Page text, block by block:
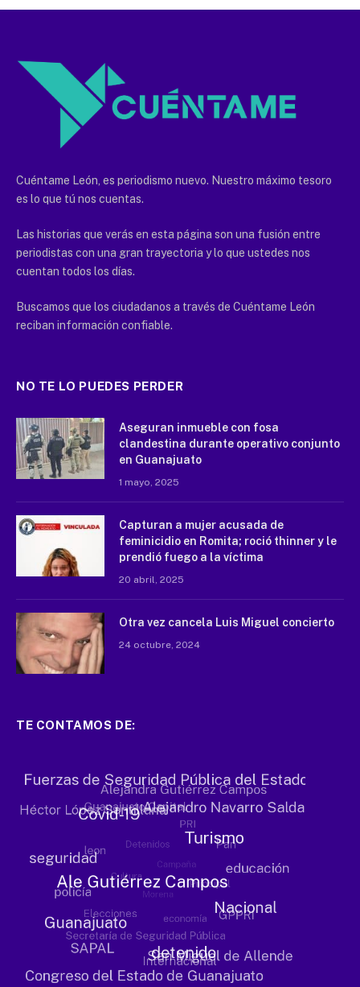
Cuéntame León, es periodismo nuevo. Nuestro máximo tesoro
es lo que tú nos cuentas.
Las historias que verás en esta página son una fusión entre
periodistas con una gran trayectoria y lo que ustedes nos
cuentan todos los días.
Buscamos que los ciudadanos a través de Cuéntame León
reciban información confiable.
NO TE LO PUEDES PERDER
Aseguran inmueble con fosa
clandestina durante operativo conjunto
en Guanajuato
1 mayo, 2025
Capturan a mujer acusada de
feminicidio en Romita; roció thinner y le
prendió fuego a la víctima
20 abril, 2025
Otra vez cancela Luis Miguel concierto
24 octubre, 2024
TE CONTAMOS DE: